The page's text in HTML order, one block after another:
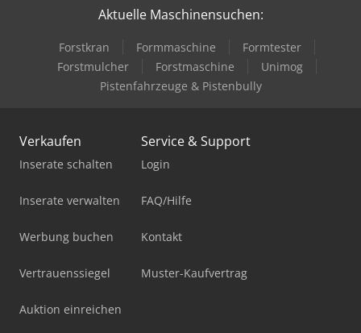
Aktuelle Maschinensuchen:
Forstkran Formmaschine
Formtester
Forstmulcher
Forstmaschine
Unimog
Pistenfahrzeuge & Pistenbully
Verkaufen
Inserate schalten
Inserate verwalten
Werbung buchen
Vertrauenssiegel
Auktion einreichen
Service & Support
Login
FAQ/Hilfe
Kontakt
Muster-Kaufvertrag